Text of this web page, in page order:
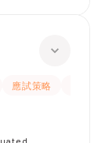
應試策略